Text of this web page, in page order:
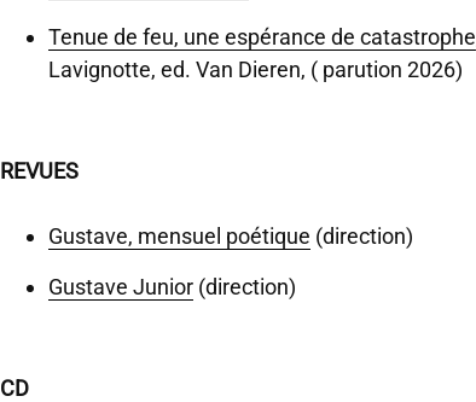
Tenue de feu, une espérance de catastrophe
Lavignotte, ed. Van Dieren, ( parution 2026)
REVUES
Gustave, mensuel poétique (direction)
Gustave Junior (direction)
CD